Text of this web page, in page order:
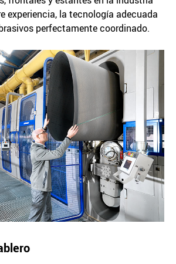
experiencia, la tecnología adecuada
perfectamente coordinado.